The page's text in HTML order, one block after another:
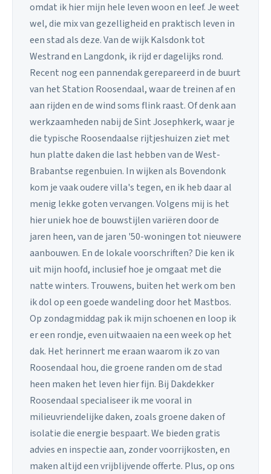
omdat ik hier mijn hele leven woon en leef. Je weet
wel, die mix van gezelligheid en praktisch leven in
een stad als deze. Van de wijk Kalsdonk tot
Westrand en Langdonk, ik rijd er dagelijks rond.
Recent nog een pannendak gerepareerd in de buurt
van het Station Roosendaal, waar de treinen af en
aan rijden en de wind soms flink raast. Of denk aan
werkzaamheden nabij de Sint Josephkerk, waar je
die typische Roosendaalse rijtjeshuizen ziet met
hun platte daken die last hebben van de West-
Brabantse regenbuien. In wijken als Bovendonk
kom je vaak oudere villa's tegen, en ik heb daar al
menig lekke goten vervangen. Volgens mij is het
hier uniek hoe de bouwstijlen variëren door de
jaren heen, van de jaren '50-woningen tot nieuwere
aanbouwen. En de lokale voorschriften? Die ken ik
uit mijn hoofd, inclusief hoe je omgaat met die
natte winters. Trouwens, buiten het werk om ben
ik dol op een goede wandeling door het Mastbos.
Op zondagmiddag pak ik mijn schoenen en loop ik
er een rondje, even uitwaaien na een week op het
dak. Het herinnert me eraan waarom ik zo van
Roosendaal hou, die groene randen om de stad
heen maken het leven hier fijn. Bij Dakdekker
Roosendaal specialiseer ik me vooral in
milieuvriendelijke daken, zoals groene daken of
isolatie die energie bespaart. We bieden gratis
advies en inspectie aan, zonder voorrijkosten, en
maken altijd een vrijblijvende offerte. Plus, op ons